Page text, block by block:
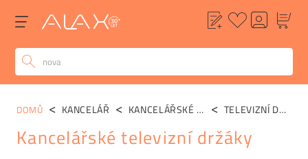
DOMŮ KANCELÁŘ KANCELÁŘSKÉ DOPLŇKY TELEVIZNÍ DRŽÁKY
Kancelářské televizní držáky